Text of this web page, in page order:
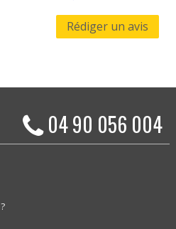
Rédiger un avis
04 90 056 004